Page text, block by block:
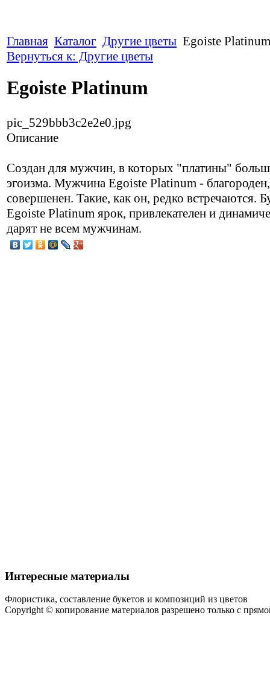
Главная Каталог Другие цветы Egoiste Platinum
Вернуться к: Другие цветы
Egoiste Platinum
pic_529bbb3c2e2e0.jpg
Описание
Создан для мужчин, в которых "платины"
эгоизма. Мужчина Egoiste Platinum -
совершенен. Такие, как он, редко встречаются.
Egoiste Platinum ярок, привлекателен и
дарят не всем мужчинам.
Интересные материалы
Флористика, составление букетов и композиций из цветов
Copyright © копирование материалов разрешено только с